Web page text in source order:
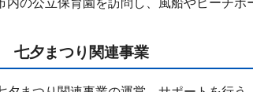
内の公立保育園を訪問し、風船やビーチボ
七夕まつり関連事業